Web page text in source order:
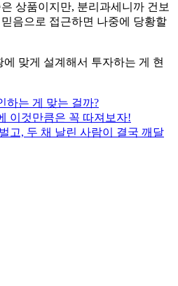
상품이지만, 분리과세니까 건보
음으로 접근하면 나중에 당황할
맞게 설계해서 투자하는 게 현
하는 게 맞는 걸까?
이것만큼은 꼭 따져보자!
고, 두 채 날린 사람이 결국 깨달